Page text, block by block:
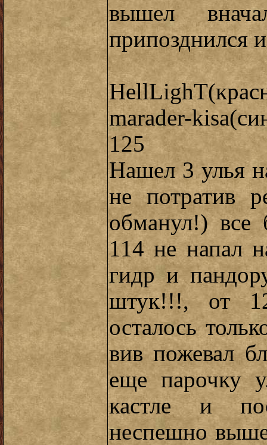
вышел
припозднился
marader-
125
Нашел 3 улья
не потратив
обманул!)
114 не напал
гидр и
штук!!!, от
осталось
вив пожевал
еще парочку
кастле и
неспешно